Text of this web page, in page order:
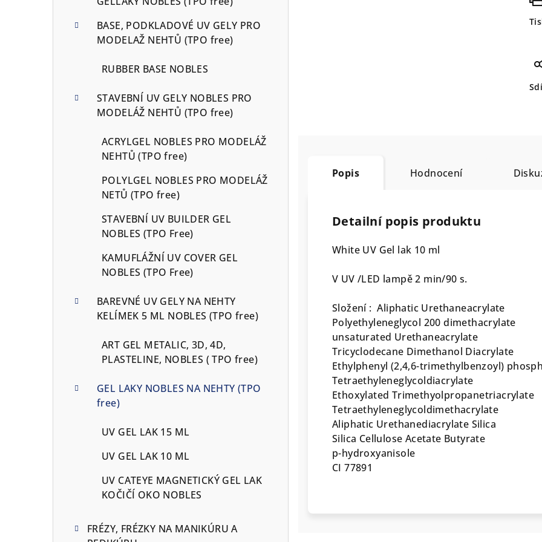
BASE, PODKLADOVÉ UV GELY PRO
MODELAŽ NEHTŮ (TPO free)
RUBBER BASE NOBLES
STAVEBNÍ UV GELY NOBLES PRO
MODELÁŽ NEHTŮ (TPO free)
ACRYLGEL NOBLES PRO MODELÁŽ
NEHTŮ (TPO free)
POLYLGEL NOBLES PRO MODELÁŽ
NETŮ (TPO free)
STAVEBNÍ UV BUILDER GEL
NOBLES (TPO Free)
KAMUFLÁŽNÍ UV COVER GEL
NOBLES (TPO Free)
BAREVNÉ UV GELY NA NEHTY
KELÍMEK 5 ML NOBLES (TPO free)
ART GEL METALIC, 3D, 4D,
PLASTELINE, NOBLES ( TPO free)
GEL LAKY NOBLES NA NEHTY (TPO
free)
UV GEL LAK 15 ML
UV GEL LAK 10 ML
UV CATEYE MAGNETICKÝ GEL LAK
KOČIČÍ OKO NOBLES
FRÉZY, FRÉZKY NA MANIKÚRU A
Popis Hodnocení
Detailní popis produktu
White UV Gel lak 10 ml
V UV /LED lampě 2 min/90 s.
Složení : Aliphatic Urethaneacrylate
Polyethyleneglycol 200 dimethacrylate
unsaturated Urethaneacrylate
Tricyclodecane Dimethanol Diacrylate
Ethylphenyl (2,4,6-trimethylbenzoyl)
Tetraethyleneglycoldiacrylate
Ethoxylated Trimethyolpropanetriacrylate
Tetraethyleneglycoldimethacrylate
Aliphatic Urethanediacrylate Silica
Silica Cellulose Acetate Butyrate
p-hydroxyanisole
CI 77891